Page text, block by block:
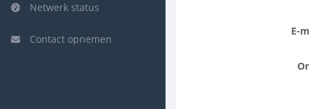
Netwerk status
Contact opnemen
E-